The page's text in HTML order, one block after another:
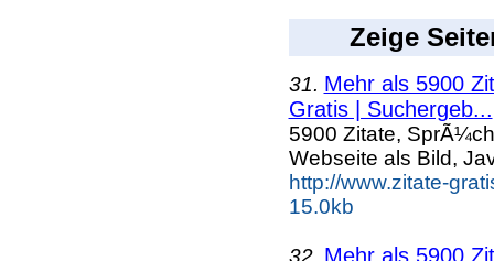
Zeige
31. Mehr als 5900
Gratis | Suchergeb...
5900 Zitate,
Webseite als Bild,
http://www.zitate-
15.0kb
32. Mehr als 5900